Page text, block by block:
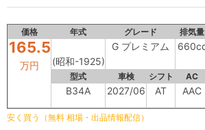
価格 年式 グレード 排気量
165.5
万円 (昭和-1925)
G プレミアム
型式 車検 シフト AC
B34A 2027/06 AT AAC
安く買う（無料 相場・出品情報配信）